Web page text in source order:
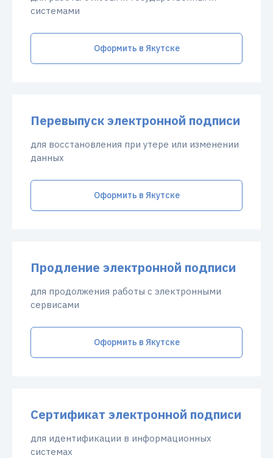
системами
Оформить в Якутске
Перевыпуск электронной подписи
для восстановления при утере или изменении
данных
Оформить в Якутске
Продление электронной подписи
для продолжения работы с электронными
сервисами
Оформить в Якутске
Сертификат электронной подписи
для идентификации в информационных
системах